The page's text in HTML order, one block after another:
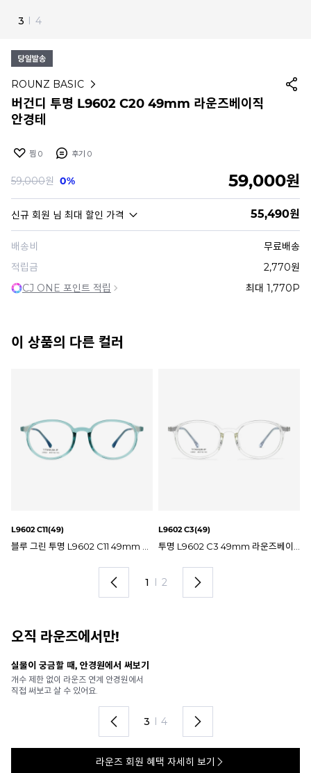
4 I 4
ROUNZ BASIC
버건디 투명 L9602 C20 49mm 라운즈베이직
안경테
찜 0 후기 0
59,000원 0% 59,000원
신규 회원 님 최대 할인 가격 55,490원
배송비
무료배송
적립금
2,770원
CJ ONE 포인트 적립
최대 1,770P
이 상품의 다른 컬러
L9602 C2(49) L9602 C1(49)
블랙 L9602 C1 49mm 라운즈베이직 안경테
2 I 2
오직 라운즈에서만!
안경 렌즈 맞춤까지 한 번에
가까운 안경원으로 배송받아
렌즈 맞춤부터 피팅까지 편하게!
4 I 4
라운즈 회원 혜택 자세히 보기